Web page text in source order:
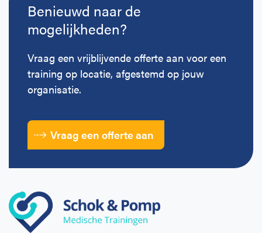
Benieuwd naar de
mogelijkheden?
Vraag een vrijblijvende offerte aan voor een
training op locatie, afgestemd op jouw
organisatie.
Vraag een offerte aan